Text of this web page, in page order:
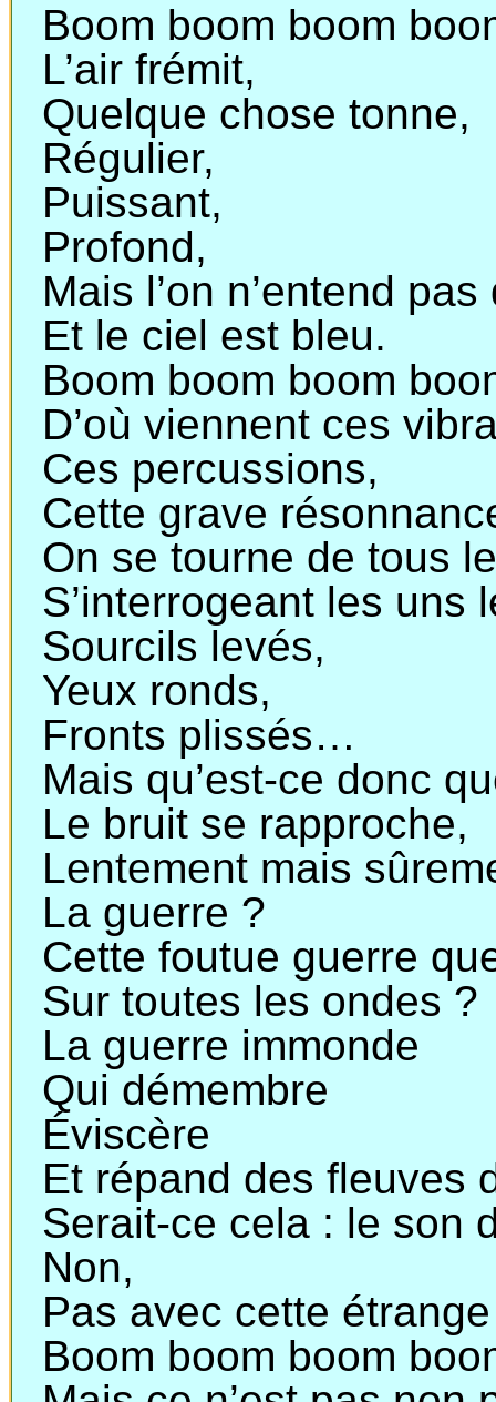
Boom boom boom
L’airfrémit,
Quelque chose tonne,
Régulier,
Puissant,
Profond,
Mais l’on n’entend
Et le ciel est bleu.
Boom boom boom
D’où viennent ces
Ces percussions,
Cette grave
On se tourne de tous
S’interrogeant les uns
Sourcils levés,
Yeux ronds,
Fronts plissés…
Mais qu’est-ce donc
Le bruit se rapproche,
Lentement mais
La guerre ?
Cette foutue guerre
Sur toutes les ondes ?
La guerre immonde
Qui démembre
Éviscère
Et répand des fleuves
Serait-ce cela : le son
Non,
Pas avec cette
Boom boom boom